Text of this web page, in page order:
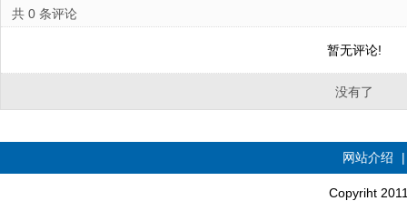
共 0 条评论
暂无评论!
没有了
网站介绍
Copyriht